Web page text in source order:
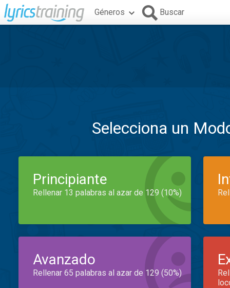
Géneros Buscar
Selecciona un
Principiante
Rellenar 13 palabras al azar de 129 (10%)
Avanzado
Rellenar 65 palabras al azar de 129 (50%)